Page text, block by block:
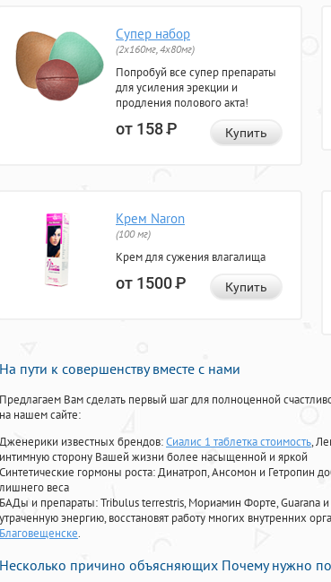
Супер набор
(2х160мг, 4х80мг)
Попробуй все супер препараты
для усиления эрекции и
продления полового акта!
от 158Р Купить
Крем Naron
(100 мг)
Крем для сужения влагалища
от 1500Р Купить
На пути к совершенству вместе с нами
Предлагаем Вам сделать первый шаг для полноценной
на нашем сайте:
Дженерики известных брендов:Сиалис 1 таблетка стоимость,
интимную сторону Вашей жизни более насыщенной и яркой
Синтетические гормоны роста: Динатроп, Ансомон и Гетропин
лишнего веса
БАДы и препараты:Tribulus terrestris, Мориамин Форте, Guarana
утраченную энергию, восстановят работу многих внутренних
Благовещенске.
Несколько причино объясняющих Почему нужно